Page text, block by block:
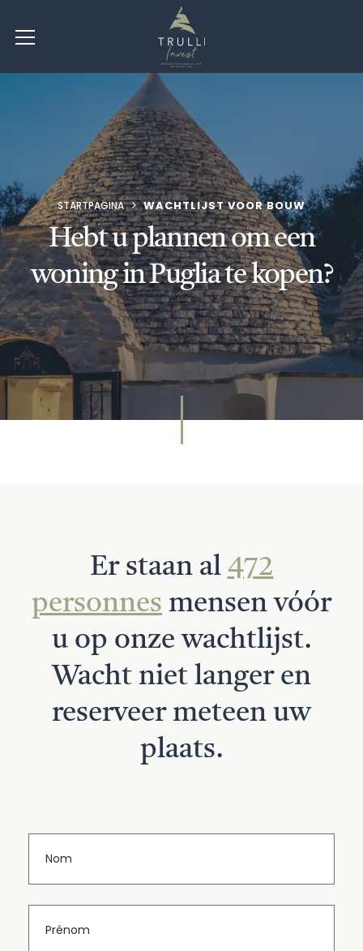
Hebt u plannen om een
woning in Puglia te kopen?
STARTPAGINA WACHTLIJST VOOR BOUW
Er staan al 472
personnes mensen vóór
u op onze wachtlijst.
Wacht niet langer en
reserveer meteen uw
plaats.